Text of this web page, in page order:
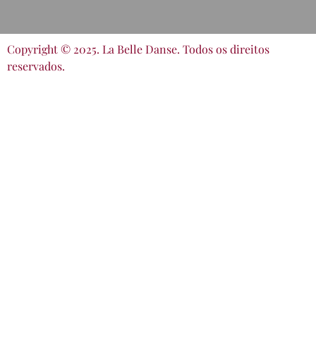
Copyright © 2025. La Belle Danse. Todos os direitos
reservados.